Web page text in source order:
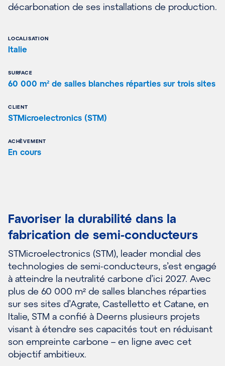
décarbonation de ses installations de production.
LOCALISATION
Italie
SURFACE
60 000 m² de salles blanches réparties sur trois sites
CLIENT
STMicroelectronics (STM)
ACHÈVEMENT
En cours
Favoriser la durabilité dans la
fabrication de semi-conducteurs
STMicroelectronics (STM), leader mondial des
technologies de semi-conducteurs, s’est engagé
à atteindre la neutralité carbone d’ici 2027. Avec
plus de 60 000 m² de salles blanches réparties
sur ses sites d’Agrate, Castelletto et Catane, en
Italie, STM a confié à Deerns plusieurs projets
visant à étendre ses capacités tout en réduisant
son empreinte carbone – en ligne avec cet
objectif ambitieux.